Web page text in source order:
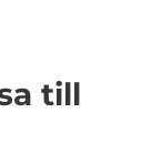
till